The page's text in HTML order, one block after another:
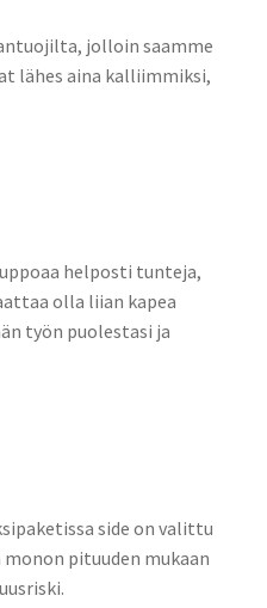
jolloin saamme
lähes aina kalliimmiksi,
helposti tunteja,
olla liian kapea
työn puolestasi ja
side on valittu
pituuden mukaan